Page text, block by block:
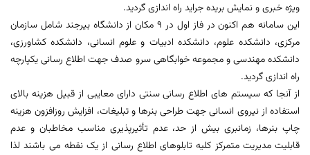
ویژه خبری و نمایش بریده جراید راه اندازی گردید.
این سامانه هم اکنون در فاز اول در 9 مکان از دانشگاه بیرجند شامل سازمان
مرکزی، دانشکده علوم، دانشکده ادبیات و علوم انسانی، دانشکده کشاورزی،
دانشکده مهندسی و مجموعه خوابگاهی سرو صدف جهت اطلاع رسانی یکپارچه
راه اندازی گردید.
از آنجا که سیستم های اطلاع رسانی سنتی دارای معایبی از قبیل هزینه بالای
استفاده از نیروی انسانی جهت طراحی بنرها و تبلیغات، افزایش روزافزون هزینه
چاپ بنرها، زمانبری بیش از حد، عدم تأثیرپذیری مناسب مخاطبان و عدم
قابلیت مدیریت متمرکز کلیه تابلوهای اطلاع رسانی از یک نقطه می باشند لذا